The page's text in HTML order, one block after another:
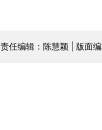
责任编辑：陈慧颖 | 版面